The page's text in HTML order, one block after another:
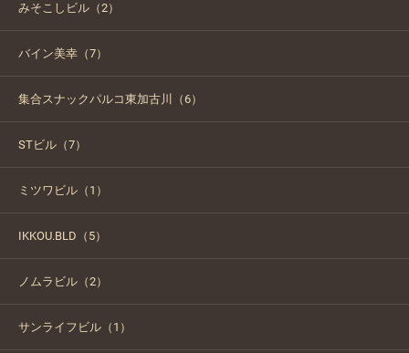
みそこしビル（2）
バイン美幸（7）
集合スナックパルコ東加古川（6）
STビル（7）
ミツワビル（1）
IKKOU.BLD（5）
ノムラビル（2）
サンライフビル（1）